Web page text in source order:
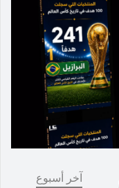
آخر أسبوع